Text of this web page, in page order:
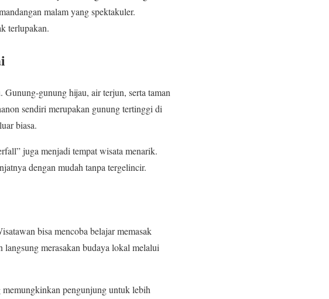
malam yang spektakuler.
terlupakan.
gunung hijau, air terjun, serta taman
sendiri merupakan gunung tertinggi di
biasa.
juga menjadi tempat wisata menarik.
dengan mudah tanpa tergelincir.
bisa mencoba belajar memasak
merasakan budaya lokal melalui
pengunjung untuk lebih